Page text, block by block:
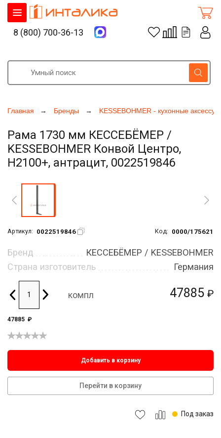
Главная Бренды KESSEBOHMER - кухонные
Рама 1730 мм КЕССЕБЁМЕР /
KESSEBOHMER Конвой Центро,
H2100+, антрацит, 0022519846
Артикул: 0022519846 Код: 0000/175621
47885 ₽
Бренд
КЕССЕБЁМЕР / KESSEBOHMER
Страна изготовитель
Германия
компл
47885 ₽
Добавить в корзину
Перейти в корзину
Под заказ
8 (800) 700-36-13